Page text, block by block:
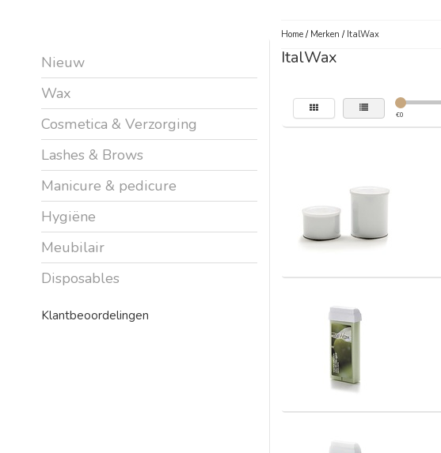
Nieuw
Wax
Cosmetica & Verzorging
Lashes & Brows
Manicure & pedicure
Hygiëne
Meubilair
Disposables
Klantbeoordelingen
Home/ Merken / ItalWax
ItalWax
€0